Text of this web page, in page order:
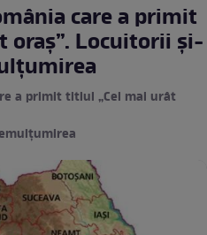
care a primit
oraș”. Locuitorii și-
a primit titlul „Cel mai urât